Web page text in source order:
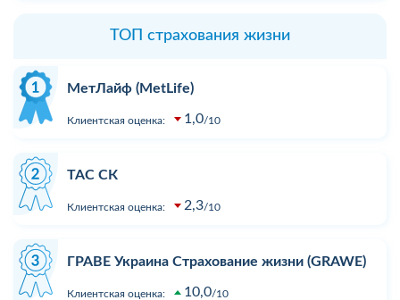
ТОП страхования жизни
МетЛайф (MetLife)
Клиентская оценка: 1,0 10
ТАС СК
Клиентская оценка: 2,3 10
ГРАВЕ Украина Страхование жизни (GRAWE)
Клиентская оценка: 10,0 10